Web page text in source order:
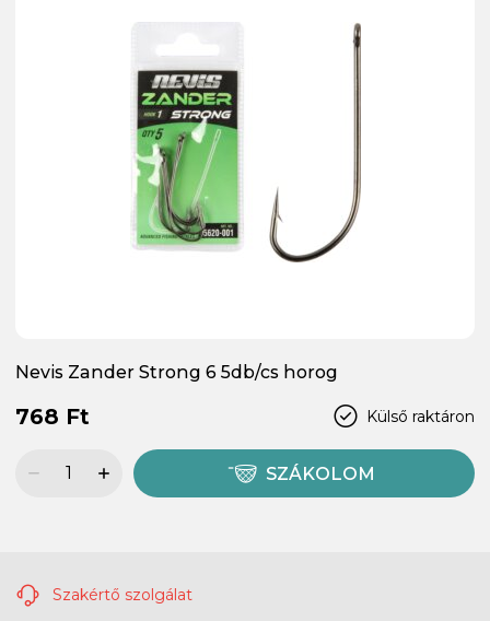
Nevis Zander Strong 6 5db/cs horog
Külső raktáron
768 Ft
SZÁKOLOM
Szakértő szolgálat